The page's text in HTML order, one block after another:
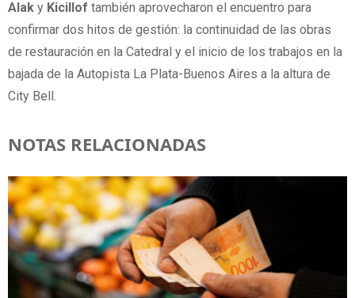
Alak y Kicillof también aprovecharon el encuentro para
confirmar dos hitos de gestión: la continuidad de las obras
de restauración en la Catedral y el inicio de los trabajos en la
bajada de la Autopista La Plata-Buenos Aires a la altura de
City Bell.
NOTAS RELACIONADAS